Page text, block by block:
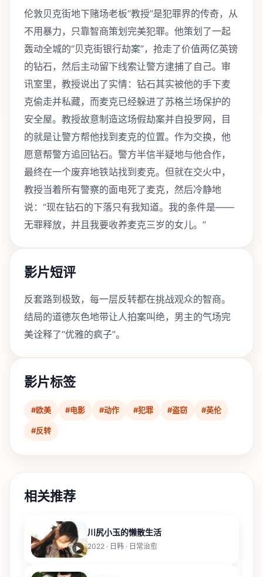
伦敦贝克街地下赌场老板“教授”是犯罪界的传奇，从
不用暴力，只靠智商策划完美犯罪。他策划了一起
轰动全城的“贝克街银行劫案”，抢走了价值两亿英镑
的钻石，然后主动留下线索让警方逮捕了自己。审
讯室里，教授说出了实情：钻石其实被他的手下麦
克偷走并私藏，而麦克已经躲进了苏格兰场保护的
安全屋。教授故意制造这场假劫案并自投罗网，目
的就是让警方帮他找到麦克的位置。作为交换，他
愿意帮警方追回钻石。警方半信半疑地与他合作，
最终在一个废弃地铁站找到麦克。但就在交火中，
教授当着所有警察的面电死了麦克，然后冷静地
说：“现在钻石的下落只有我知道。我的条件是——
无罪释放，并且我要收养麦克三岁的女儿。”
影片短评
反套路到极致，每一层反转都在挑战观众的智商。
结局的道德灰色地带让人拍案叫绝，男主的气场完
美诠释了“优雅的疯子”。
影片标签
#欧美 #电影 #动作 #犯罪 #盗窃 #英伦
#反转
相关推荐
▶
川尻小玉的懒散生活
2022 · 日韩 · 日常治愈